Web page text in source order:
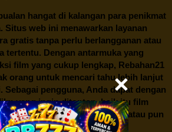
hangat di kalangan para penikmat
Situs web ini menawarkan layanan
gratis tanpa perlu berlangganan atau
tertentu. Dengan antarmuka yang
film yang cukup lengkap, Rebahan21
orang untuk mencari tahu lebih lanjut
Sebagai pengguna, Anda dapat dengan
yang ingin ditonton, baik itu film
Korea yang sedang hits, atau pun
lokal dengan kualitas terbaik.